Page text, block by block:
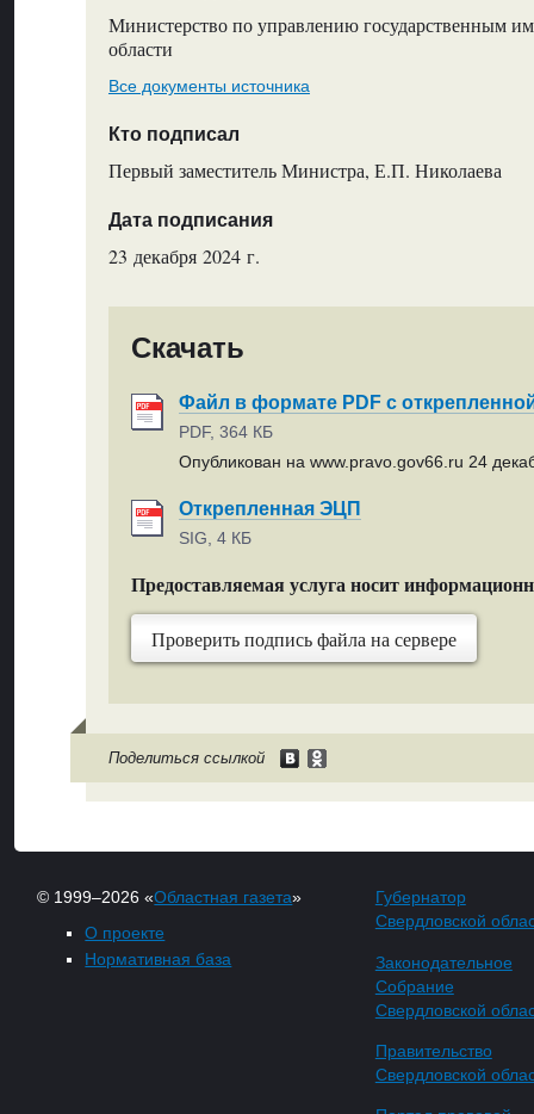
Министерство по управлению государственным
области
Все документы источника
Кто подписал
Первый заместитель Министра, Е.П. Николаева
Дата подписания
23 декабря 2024 г.
Скачать
Файл в формате PDF с
PDF, 364 КБ
Опубликован на www.pravo.gov66.ru 24
Открепленная ЭЦП
SIG, 4 КБ
Предоставляемая услуга носит
Проверить подпись файла на сервере
Поделиться ссылкой
© 1999–2026 «Областная газета»
О проекте
Нормативная база
Губернатор
Свердловской
Законодательное
Собрание
Свердловской
Правительство
Свердловской